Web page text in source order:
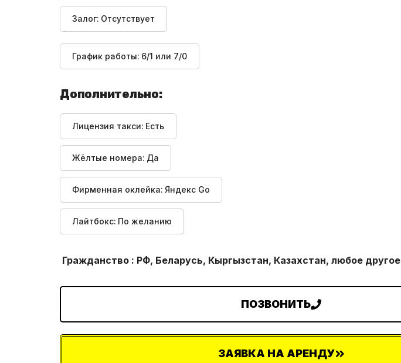
Залог: Отсутствует
График работы: 6/1 или 7/0
Дополнительно:
Лицензия такси: Есть
Жёлтые номера: Да
Фирменная оклейка: Яндекс Go
Лайтбокс: По желанию
Гражданство : РФ, Беларусь, Кыргызстан, Казахстан, любое
ПОЗВОНИТЬ
ЗАЯВКА НА АРЕНДУ